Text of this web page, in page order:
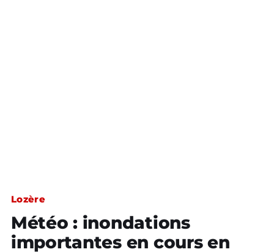
Lozère
Météo : inondations
importantes en cours en